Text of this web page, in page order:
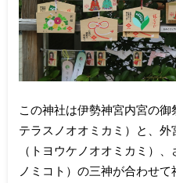
この神社は伊勢神宮内宮の
テラスノオオミカミ）と、
（トヨウケノオオミカミ）
ノミコト）の三神が合わせ